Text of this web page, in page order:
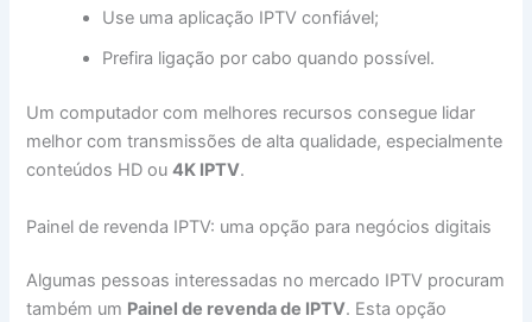
Use uma aplicação IPTV confiável;
Prefira ligação por cabo quando possível.
Um computador com melhores recursos consegue lidar
melhor com transmissões de alta qualidade, especialmente
conteúdos HD ou4K IPTV.
Painel de revenda IPTV: uma opção para negócios digitais
Algumas pessoas interessadas no mercado IPTV procuram
também um Painel de revenda de IPTV. Esta opção